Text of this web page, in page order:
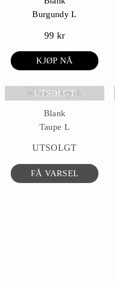
Burgundy L
99 kr
KJØP NÅ
UTSOLGT
Blank
Taupe L
UTSOLGT
FÅ VARSEL